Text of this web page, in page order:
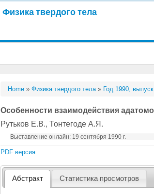
Физика твердого тела
Home »Физика твердого тела» Год 1990,
Особенности взаимодействия
Рутьков Е.В., Тонтегоде А.Я.
Выставление онлайн: 19 сентября 1990 г.
PDF версия
Абстракт Статистика просмотров